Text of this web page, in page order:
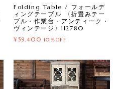
Folding Table / フォールデ
ィングテーブル 〈折畳みテー
ブル・作業台・アンティーク・
ヴィンテージ〉112780
¥59,400 10%OFF